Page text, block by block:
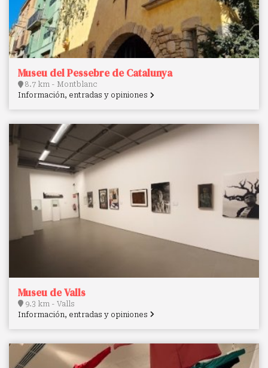
Museu del Pessebre de Catalunya
8.7 km - Montblanc
Información, entradas y opiniones
Museu de Valls
9.3 km - Valls
Información, entradas y opiniones